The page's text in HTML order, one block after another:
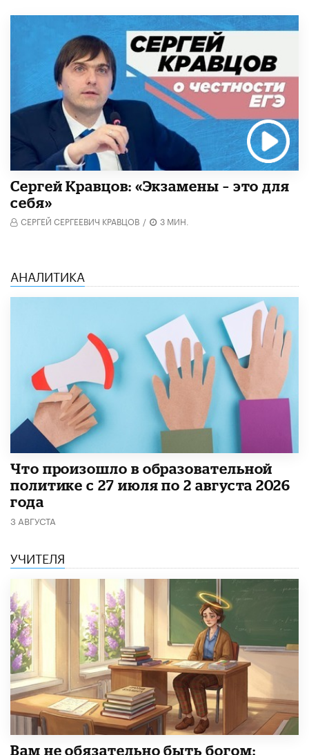
Сергей Кравцов: «Экзамены – это для
себя»
СЕРГЕЙ СЕРГЕЕВИЧ КРАВЦОВ / 3 МИН.
АНАЛИТИКА
​Что произошло в образовательной
политике с 27 июля по 2 августа 2026
года
3 АВГУСТА
УЧИТЕЛЯ
​Вам не обязательно быть богом: